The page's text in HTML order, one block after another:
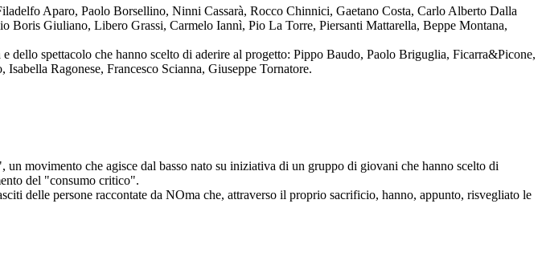
Aparo, Paolo Borsellino, Ninni Cassarà, Rocco Chinnici, Gaetano Costa, Carlo Alberto Dalla
Boris Giuliano, Libero Grassi, Carmelo Iannì, Pio La Torre, Piersanti Mattarella, Beppe Montana,
spettacolo che hanno scelto di aderire al progetto: Pippo Baudo, Paolo Briguglia, Ficarra&Picone,
Ragonese, Francesco Scianna, Giuseppe Tornatore.
movimento che agisce dal basso nato su iniziativa di un gruppo di giovani che hanno scelto di
del "consumo critico".
delle persone raccontate da NOma che, attraverso il proprio sacrificio, hanno, appunto, risvegliato le